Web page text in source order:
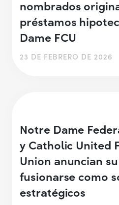
nombrados
préstamos
Dame FCU
23 DE FEBRERO DE 2026
Notre Dame
y Catholic United
Union anuncian
fusionarse como
estratégicos